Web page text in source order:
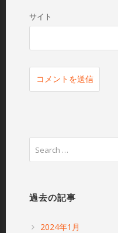
サイト
過去の記事
2024年1月